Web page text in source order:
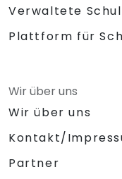
Verwaltete
Plattform für
Wir über uns
Wir über uns
Kontakt/
Partner